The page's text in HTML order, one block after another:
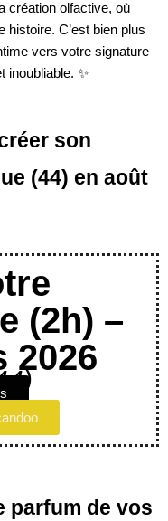
création olfactive, où
histoire. C’est bien plus
vers votre signature
inoubliable. ✨
son
(44) en août
(2h) –
2026
parfum de vos